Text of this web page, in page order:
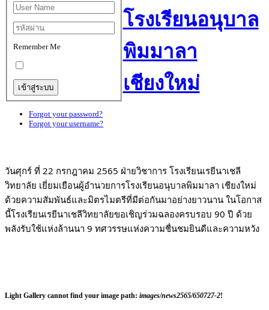
Remember Me
Forgot your password?
Forgot your username?
โรงเรียนอนุบาล
พิมมาลา
เชียงใหม่
วันศุกร์ ที่ 22 กรกฎาคม 2565 ฝ่ายวิชาการ โรงเรียนเรยีนาเชลี
วิทยาลัย เยี่ยมเยือนผู้อำนวยการโรงเรียนอนุบาลพิมมาลา เชียงใหม่
ด้วยความสัมพันธ์และมิตรไมตรีที่มีต่อกันมาอย่างยาวนาน ในโอกาส
นี้โรงเรียนเรยีนาเชลีวิทยาลัยขอเชิญร่วมฉลองครบรอบ 90 ปี ด้วย
พลังรับใช้แห่งล้านนา 9 ทศวรรษแห่งความชื่นชมยินดีและความหวัง
Light Gallery cannot find your image path: images/news2565/650727-2!